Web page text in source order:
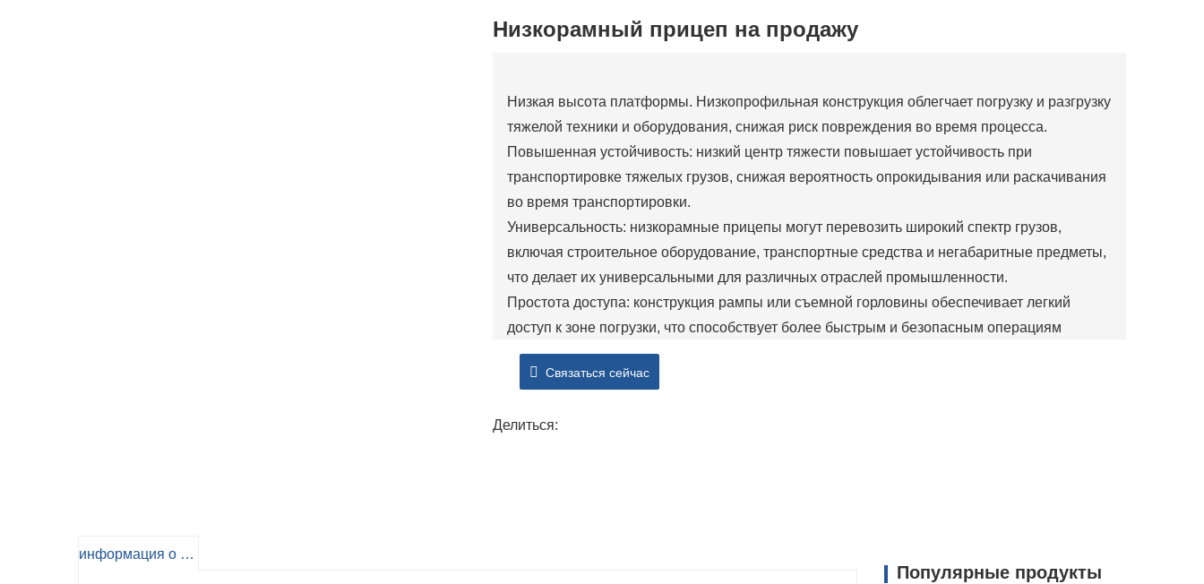
Низкорамный прицеп на продажу
Низкая высота платформы. Низкопрофильная конструкция облегчает погрузку и разгрузку
тяжелой техники и оборудования, снижая риск повреждения во время процесса.
Повышенная устойчивость: низкий центр тяжести повышает устойчивость при
транспортировке тяжелых грузов, снижая вероятность опрокидывания или раскачивания
во время транспортировки.
Универсальность: низкорамные прицепы могут перевозить широкий спектр грузов,
включая строительное оборудование, транспортные средства и негабаритные предметы,
что делает их универсальными для различных отраслей промышленности.
Простота доступа: конструкция рампы или съемной горловины обеспечивает легкий
доступ к зоне погрузки, что способствует более быстрым и безопасным операциям
погрузки и разгрузки.
Соблюдение правил высоты. Небольшая высота прицепа помогает соблюдать
превышая законных ограничений.
Связаться сейчас
Делиться:
информация о продукте
Популярные продукты